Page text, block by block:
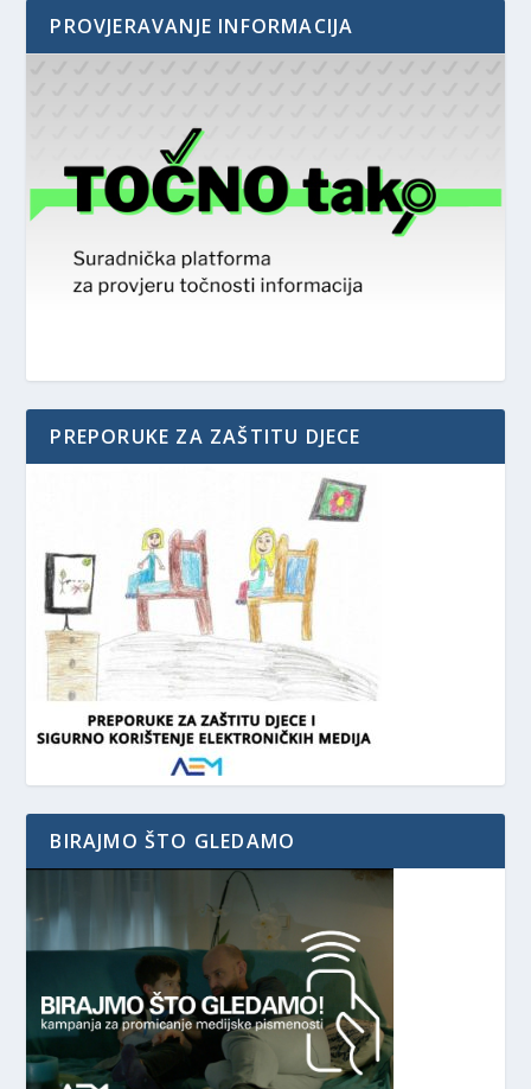
PROVJERAVANJE INFORMACIJA
PREPORUKE ZA ZAŠTITU DJECE
BIRAJMO ŠTO GLEDAMO